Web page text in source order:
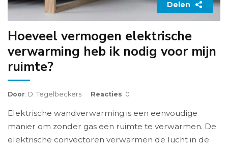
Delen
Hoeveel vermogen elektrische
verwarming heb ik nodig voor mijn
ruimte?
Door: D. Tegelbeckers Reacties: 0
Elektrische wandverwarming is een eenvoudige
manier om zonder gas een ruimte te verwarmen. De
elektrische convectoren verwarmen de lucht in de